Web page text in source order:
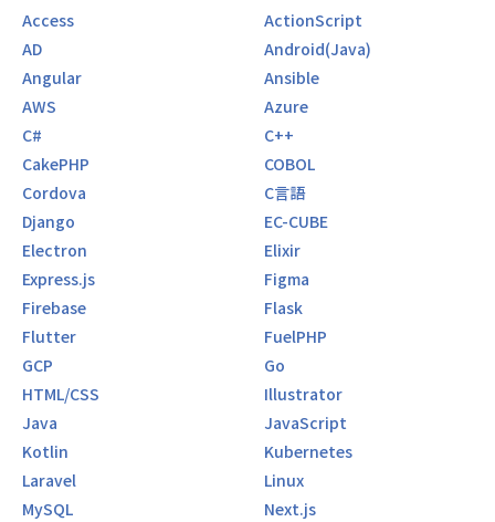
https://www.qbook.jp/column/1807.html
☆バルゼミ 【社員のスキルアップと専門性の向上を支援す
るための教育プログラム】
https://note.valtes.co.jp/n/nc8d616862e1f
募集背景
当社では、複数の自社サービスおよび受託開発案件の拡大に
伴い、Webアプリケーションやモバイルアプリの新規開発・
保守運用に対応できるフルスタックエンジニアの採用を強化
しています。特に、クラウド環境（AWS等）での開発や、AI
を用いた開発業務効率化に興味のある人材を歓迎します。
仕事内容
・モバイルアプリ（iOS/Android）の開発支援
・フロントエンド（React, Vue.js等）とバックエンド（Nod
e.js, Python, Java等）の両方を担当
・CI/CDパイプラインの設計・構築
・テスト設計・実施（QAチームとの連携）
Access
ActionScript
AD
Android(Java)
Angular
Ansible
AWS
Azure
C#
C++
CakePHP
COBOL
Cordova
C言語
Django
EC-CUBE
Electron
Elixir
Express.js
Figma
Firebase
Flask
Flutter
FuelPHP
GCP
Go
HTML/CSS
Illustrator
Java
JavaScript
Kotlin
Kubernetes
Laravel
Linux
MySQL
Next.js